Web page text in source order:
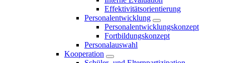
Effektivitätsorientierung
Personalentwicklung
Personalentwicklungskonzept
Fortbildungskonzept
Personalauswahl
Kooperation